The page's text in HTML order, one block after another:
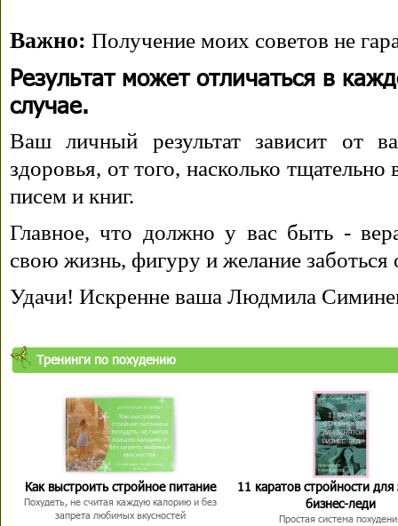
Важно: Получение моих советов не
Результат может отличаться в
случае.
Ваш личный результат зависит от
здоровья, от того, насколько
писем и книг.
Главное, что должно у вас быть -
свою жизнь, фигуру и желание заботься
Удачи! Искренне ваша Людмила
Тренинги по похудению
Как выстроить стройное питание
Похудеть, не считая каждую калорию и без
запрета любимых вкусностей
11 каратов стройности для
бизнес-леди
Простая система